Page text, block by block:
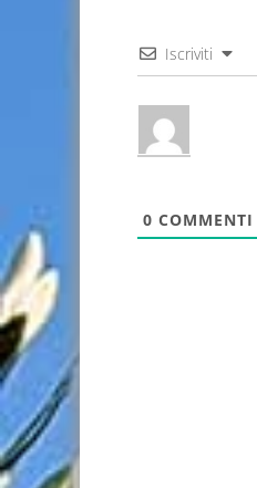
Iscriviti
0 COMMENTI